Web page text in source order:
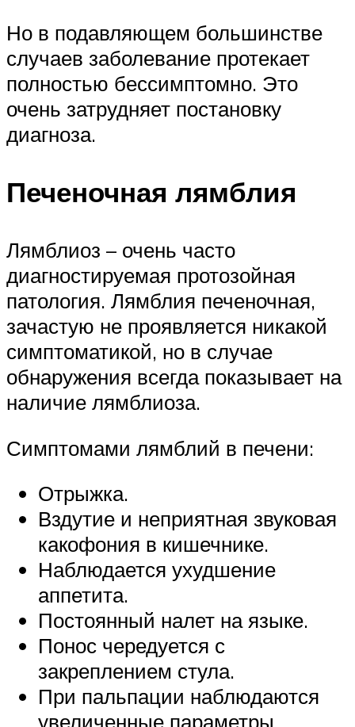
Но в подавляющем большинстве
случаев заболевание протекает
полностью бессимптомно. Это
очень затрудняет постановку
диагноза.
Печеночная лямблия
Лямблиоз – очень часто
диагностируемая протозойная
патология. Лямблия печеночная,
зачастую не проявляется никакой
симптоматикой, но в случае
обнаружения всегда показывает на
наличие лямблиоза.
Симптомами лямблий в печени:
Отрыжка.
Вздутие и неприятная звуковая
какофония в кишечнике.
Наблюдается ухудшение
аппетита.
Постоянный налет на языке.
Понос чередуется с
закреплением стула.
При пальпации наблюдаются
увеличенные параметры